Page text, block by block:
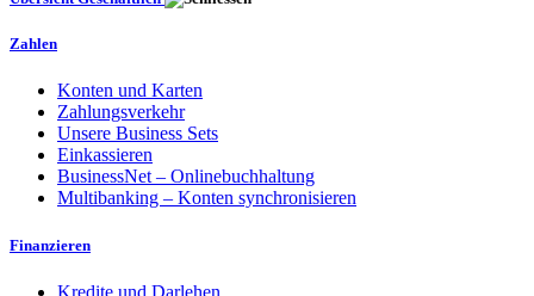
Zahlen
Konten und Karten
Zahlungsverkehr
Unsere Business Sets
Einkassieren
BusinessNet – Onlinebuchhaltung
Multibanking – Konten synchronisieren
Finanzieren
Kredite und Darlehen